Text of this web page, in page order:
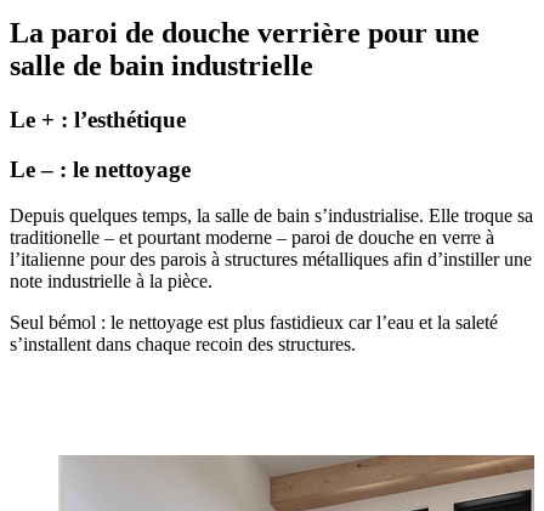
La paroi de douche verrière pour une
salle de bain industrielle
Le + : l’esthétique
Le – : le nettoyage
Depuis quelques temps, la salle de bain s’industrialise. Elle troque sa
traditionelle – et pourtant moderne – paroi de douche en verre à
l’italienne pour des parois à structures métalliques afin d’instiller une
note industrielle à la pièce.
Seul bémol : le nettoyage est plus fastidieux car l’eau et la saleté
s’installent dans chaque recoin des structures.